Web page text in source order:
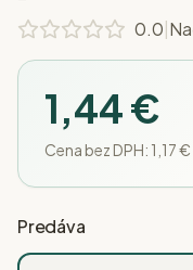
0.0
1,44 €
Cena bez DPH: 1,17 €
Predáva